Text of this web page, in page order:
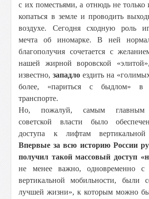
с их поместьями, а отнюдь не только
копаться в земле и проводить
воздухе. Сегодня сходную роль
мечта об иномарке. В ней
благополучия сочетается с
нашей жирной воровской
известно,западло ездить на
более, «париться с быдлом» в
транспорте.
Но, пожалуй, самым главным
советской власти было
доступа к лифтам вертикальной
Впервые за всю историю России
получил такой массовый доступ
не менее важно, одновременно с
вертикальной мобильности, были
лучшей жизни», к которым можно